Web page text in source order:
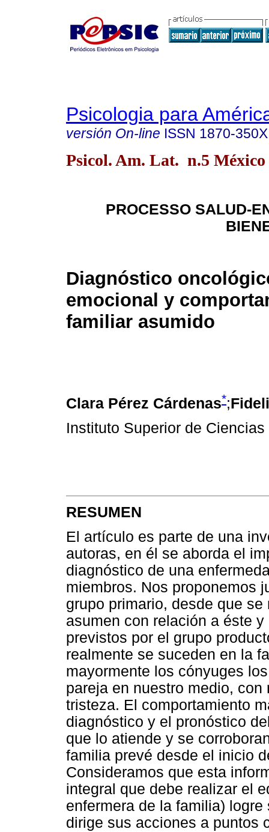
Psicologia para
versión On-line ISSN 1870-350X
Psicol. Am. Lat. n.5 México
PROCESSO SALUD-
Diagnóstico
emocional y
familiar asumido
Clara Pérez Cárdenas*;
Instituto Superior de
RESUMEN
El artículo es parte de una
autoras, en él se aborda el
diagnóstico de una
miembros. Nos proponemos
grupo primario, desde que
asumen con relación a éste
previstos por el grupo
realmente se suceden en la
mayormente los cónyuges
pareja en nuestro medio,
tristeza. El comportamiento
diagnóstico y el pronóstico
que lo atiende y se
familia prevé desde el inicio
Consideramos que esta
integral que debe realizar el
enfermera de la familia)
dirige sus acciones a puntos